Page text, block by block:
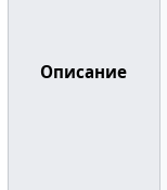
Описание